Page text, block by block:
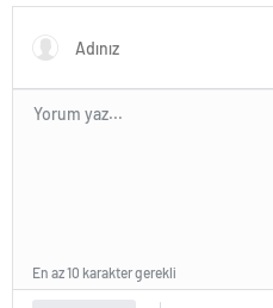
En az 10 karakter gerekli